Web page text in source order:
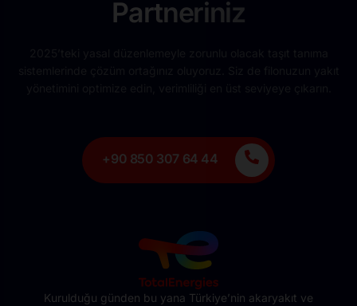
Partneriniz
+90 850 307 64 44
Kurulduğu günden bu yana Türkiye’nin akaryakıt ve